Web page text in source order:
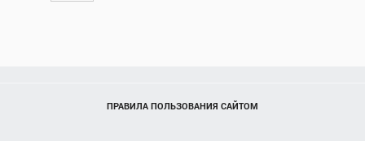
ПРАВИЛА ПОЛЬЗОВАНИЯ САЙТОМ